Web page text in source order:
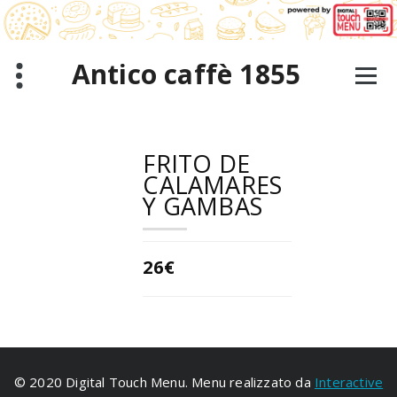
Saltar
al
contenido
Antico caffè 1855
FRITO DE
CALAMARES
Y GAMBAS
26€
© 2020 Digital Touch Menu. Menu realizzato da Interactive